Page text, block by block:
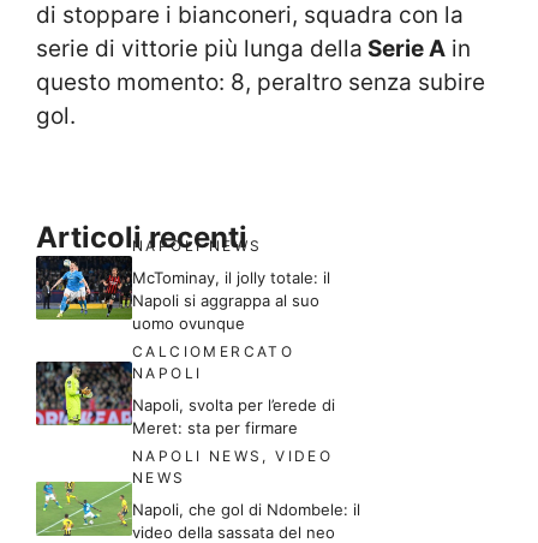
di stoppare i bianconeri, squadra con la
serie di vittorie più lunga della Serie A in
questo momento: 8, peraltro senza subire
gol.
Articoli recenti
NAPOLI NEWS
McTominay, il jolly totale: il
Napoli si aggrappa al suo
uomo ovunque
CALCIOMERCATO
NAPOLI
Napoli, svolta per l’erede di
Meret: sta per firmare
NAPOLI NEWS ,VIDEO
NEWS
Napoli, che gol di Ndombele: il
video della sassata del neo